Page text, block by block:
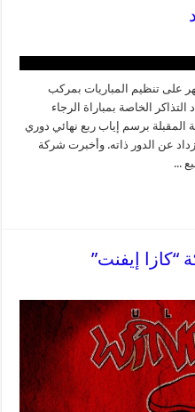
على تنظيم المباريات بمركب
الخاصة بمباراة الرجاء
المقبلة برسم إياب ربع نهائي دوري
عن الدور ذاته. وأخبرت شركة
...
“كازا إيفنت”